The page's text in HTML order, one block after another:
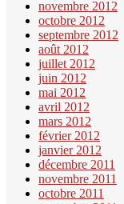
novembre 2012
octobre 2012
septembre 2012
août 2012
juillet 2012
juin 2012
mai 2012
avril 2012
mars 2012
février 2012
janvier 2012
décembre 2011
novembre 2011
octobre 2011